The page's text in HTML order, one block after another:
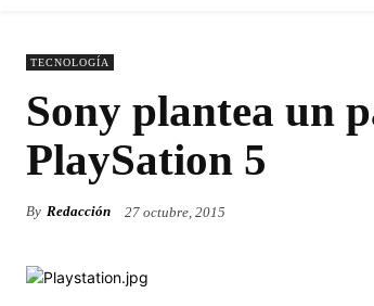
TECNOLOGÍA
Sony plantea un
PlaySation 5
By Redacción 27 octubre, 2015